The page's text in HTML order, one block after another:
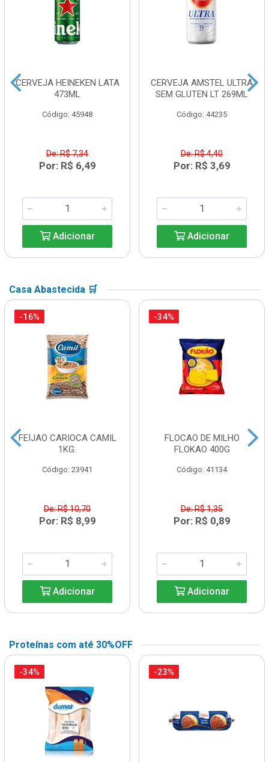
CERVEJA HEINEKEN LATA
473ML
Código: 45948
De: R$ 7,34
Por: R$ 6,49
Adicionar
CERVEJA AMSTEL ULTRA
SEM GLUTEN LT 269ML
Código: 44235
De: R$ 4,40
Por: R$ 3,69
Adicionar
Casa Abastecida 🛒
-16%
FEIJAO CARIOCA CAMIL
1KG.
Código: 23941
De: R$ 10,70
Por: R$ 8,99
Adicionar
-34%
FLOCAO DE MILHO
FLOKAO 400G
Código: 41134
De: R$ 1,35
Por: R$ 0,89
Adicionar
Proteínas com até 30%OFF
-34% -23%